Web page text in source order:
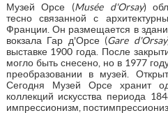
Музей Орсе (Musée d'Orsay)
тесно связанной с
Франции. Он размещается в
вокзала Гар д'Орсе (Gare d'Orsay
выставке 1900 года. После
могло быть снесено, но в 1977
преобразовании в музей.
Сегодня Музей Орсе хранит
коллекций искусства периода
импрессионизм,